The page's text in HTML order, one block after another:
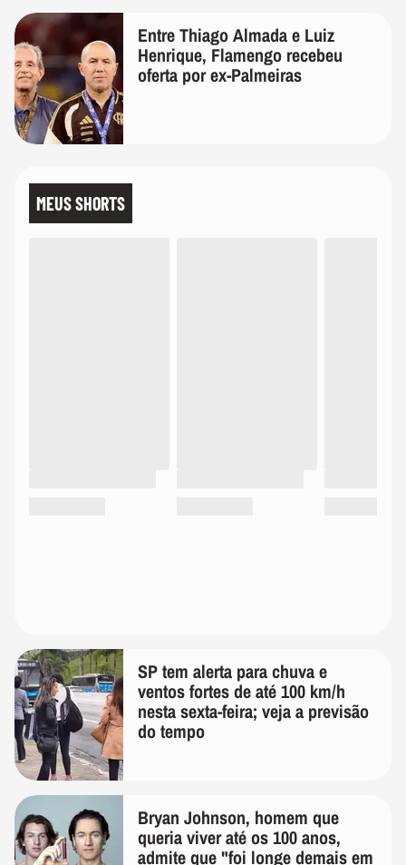
Entre Thiago Almada e Luiz
Henrique, Flamengo recebeu
oferta por ex-Palmeiras
MEUS SHORTS
SP tem alerta para chuva e
ventos fortes de até 100 km/h
nesta sexta-feira; veja a previsão
do tempo
Bryan Johnson, homem que
queria viver até os 100 anos,
admite que "foi longe demais em